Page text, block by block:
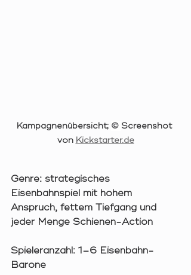
Kampagnenübersicht; © Screenshot
von Kickstarter.de
Genre: strategisches
Eisenbahnspiel mit hohem
Anspruch, fettem Tiefgang und
jeder Menge Schienen-Action
Spieleranzahl: 1–6 Eisenbahn-
Barone